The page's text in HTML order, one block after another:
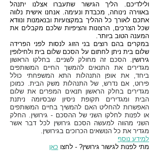
ולילדיכם. הליך הגישור שתעברו אצלנו יתנהל
באווירה נינוחה, מכבדת ונעימה. אנחנו אישית נלווה
אתכם לאורך כל ההליך במקצועיות ובנאמנות ונוודא
שכל הצרכים, הרצונות והציפיות שלכם מקבלים את
המענה הטוב ביותר.
במקרים בהם רוצים בני הזוג לנסות לפני הפרידה
שלום בית ניתן לחתום על הסכם שלום בית ולחילופין
גירושין. הסכם זה מחולק לשניים. בחלקו הראשון
מגדירים את התנאים להמשך החיים המשותפים
ביחד, את אופן התנהלות התא המשפחתי כולל
פירוט, אם נדרש, של התנהלות משק הבית. כמוכן
מגדירים בחלק הראשון תנאים המפרים את שלום
הבית ומגדירים תקופת ניסיון שבסיומה ניתנת
האפשרות להחליט האם להמשיך בחיים המשותפים
או לפנות לחלקו השני של ההסכם - גירושין. החלק
השני מהווה למעשה הסכם גירושין לכל דבר אשר
מגדיר את כל הנושאים הכרוכים בגירושין.
למידע נוסף
מתי לפנות לגישור גירושין? - לחצו כאן